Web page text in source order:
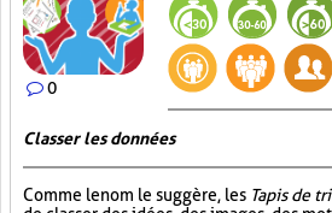
0
Classer les données
Comme le nom le suggère, les Tapis de tri